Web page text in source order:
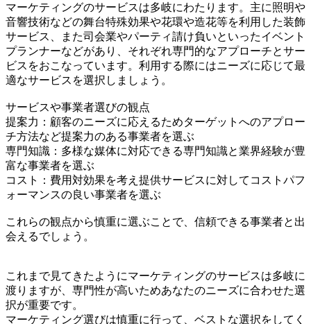
マーケティングのサービスは多岐にわたります。主に照明や
音響技術などの舞台特殊効果や花環や造花等を利用した装飾
サービス、また司会業やパーティ請け負いといったイベント
プランナーなどがあり、それぞれ専門的なアプローチとサー
ビスをおこなっています。利用する際にはニーズに応じて最
適なサービスを選択しましょう。
サービスや事業者選びの観点
提案力：顧客のニーズに応えるためターゲットへのアプロー
チ方法など提案力のある事業者を選ぶ
専門知識：多様な媒体に対応できる専門知識と業界経験が豊
富な事業者を選ぶ
コスト：費用対効果を考え提供サービスに対してコストパフ
ォーマンスの良い事業者を選ぶ
これらの観点から慎重に選ぶことで、信頼できる事業者と出
会えるでしょう。
これまで見てきたようにマーケティングのサービスは多岐に
渡りますが、専門性が高いためあなたのニーズに合わせた選
択が重要です。
マーケティング選びは慎重に行って、ベストな選択をしてく